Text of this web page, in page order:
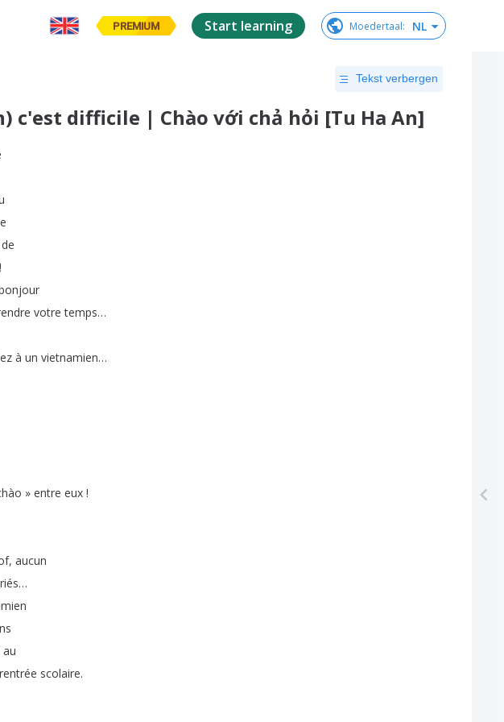
PREMIUM Start learning Moedertaal: NL
Tekst verbergen
c'est difficile | Chào với chả hỏi [Tu Ha An]
de
!
votre temps…
à un vietnamien…
» entre eux !
, aucun
…
au
rentrée scolaire.